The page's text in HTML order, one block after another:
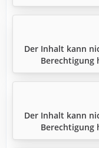
Der Inhalt kann
Berechtigung
Der Inhalt kann
Berechtigung